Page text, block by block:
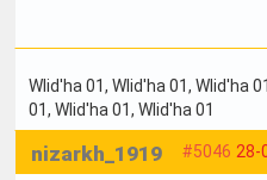
Wlid'ha 01, Wlid'ha 01, Wlid'ha 01
01, Wlid'ha 01, Wlid'ha 01
#5046 28-
nizarkh_1919